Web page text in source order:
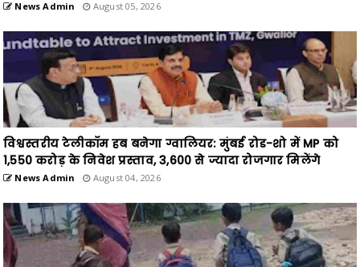
News Admin August 05, 2026
विश्वस्तरीय टेलीकॉम हब बनेगा ग्वालियर: मुंबई रोड-शो में MP को
1,550 करोड़ के निवेश प्रस्ताव, 3,600 से ज्यादा रोजगार मिलेंगे
News Admin August 04, 2026